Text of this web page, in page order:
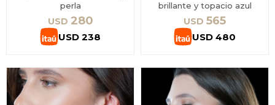
perla
USD 280
USD 238
brillante y topacio azul
USD 565
USD 480